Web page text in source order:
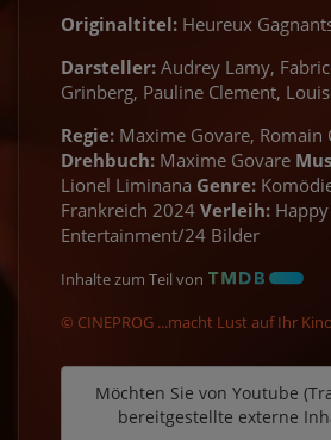
Originaltitel: Heureux
Darsteller: Audrey Lamy,
Grinberg, Pauline Clement,
Regie: Maxime Govare, Romain
Drehbuch: Maxime Govare
Lionel Liminana Genre:
Frankreich 2024 Verleih: Happy
Entertainment/24 Bilder
Inhalte zum Teil von
© CINEPROG ...macht Lust auf Ihr
Möchten Sie von Youtube
bereitgestellte externe